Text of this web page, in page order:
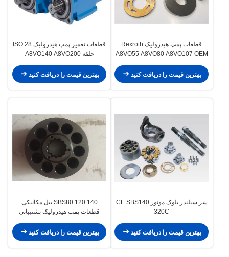
قطعات پمپ هیدرولیک Rexroth
A8VO55 A8VO80 A8VO107 OEM
بهترین قیمت را دریافت کنید
قطعات تعمیر پمپ هیدرولیک ISO 28
حلقه A8VO140 A8VO200
بهترین قیمت را دریافت کنید
سر سیلندر بلوک موتور CE SBS140
320C
بهترین قیمت را دریافت کنید
SBS80 120 140 بیل مکانیکی
قطعات پمپ هیدرولیک پشتیبانی
بهترین قیمت را دریافت کنید